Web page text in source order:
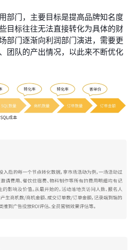
部门，主要目标是提高品牌知名度
目标往往无法直接转化为具体的财
部门逐渐向利润部门演进，需要更
团队的产出情况，以此来不断优化